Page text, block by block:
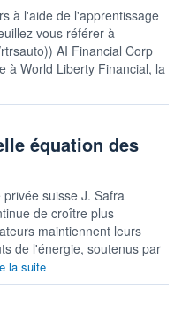
+ LISTE
à l'aide de l'apprentissage
vous référer à
AI Financial Corp
à World Liberty Financial, la
équation des
suisse J. Safra
de croître plus
maintiennent leurs
de l'énergie, soutenus par
la suite